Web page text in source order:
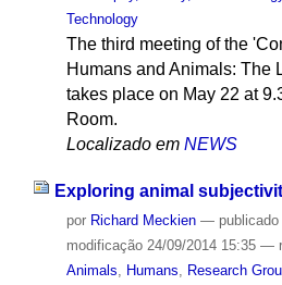
Technology
The third meeting of the
Humans and Animals: The
takes place on May 22 at
Room.
Localizado em NEWS
Exploring animal
por Richard Meckien — publicado
modificação24/09/2014 15:35 —
Animals
Humans
Research